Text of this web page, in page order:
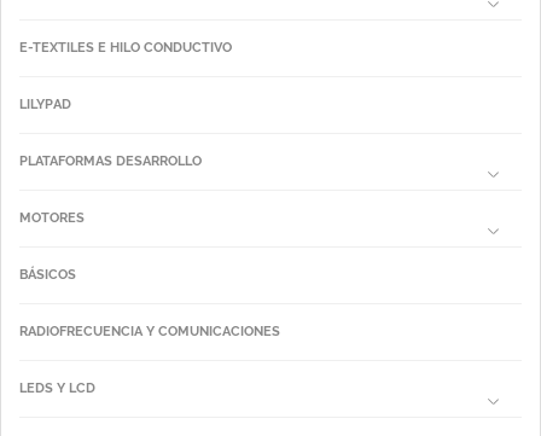
E-TEXTILES E HILO CONDUCTIVO
LILYPAD
PLATAFORMAS DESARROLLO
MOTORES
BÁSICOS
RADIOFRECUENCIA Y COMUNICACIONES
LEDS Y LCD